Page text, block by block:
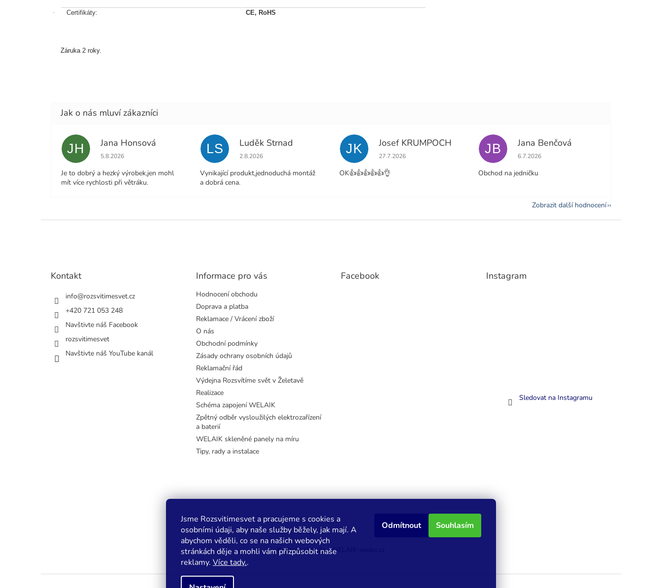
Jsme Rozsvitimesvet a pracujeme s cookies a
osobními údaji, aby naše služby běžely, jak mají. A
abychom věděli, co se na našich webových
stránkách děje a mohli vám přizpůsobit naše
reklamy. Více tady..
Odmítnout Souhlasím
· Certifikáty: CE, RoHS
Záruka 2 roky.
JH Jana Honsová
Hodnocení obchodu je 5 z 5 hvězdiček.
5.8.2026
Je to dobrý a hezký výrobek,jen mohl
mít více rychlosti při větráku.
LS Luděk Strnad
Hodnocení obchodu je 5 z 5 hvězdiček.
2.8.2026
Vynikající produkt,jednoduchá montáž
a dobrá cena.
JK Josef KRUMPOCH
Hodnocení obchodu je 5 z 5 hvězdiček.
27.7.2026
OK👍👍👍👍👍👌
JB Jana Benčová
Hodnocení obchodu je 5 z 5 hvězdiček.
6.7.2026
Obchod na jedničku
Zobrazit další hodnocení
Kontakt
info@rozsvitimesvet.cz
+420 721 053 248
Navštivte náš Facebook
rozsvitimesvet
Navštivte náš YouTube kanál
Informace pro vás
Hodnocení obchodu
Doprava a platba
Reklamace / Vrácení zboží
O nás
Obchodní podmínky
Zásady ochrany osobních údajů
Reklamační řád
Výdejna Rozsvítíme svět v Želetavě
Realizace
Schéma zapojení WELAIK
Zpětný odběr vysloužilých elektrozařízení
a baterií
WELAIK skleněné panely na míru
Tipy, rady a instalace
Facebook Instagram
Sledovat na Instagramu
Kontaktujte nás WELAIK-cesko.cz